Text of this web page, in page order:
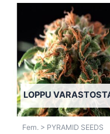
LOPPU
Fem. > PYRAMID SEEDS